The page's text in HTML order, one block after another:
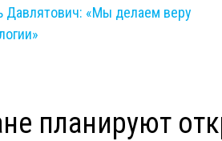
Давлятович: «Мы делаем веру
планируют